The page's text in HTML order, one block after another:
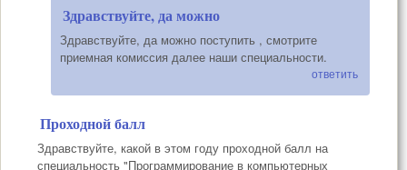
Здравствуйте, да можно
Здравствуйте, да можно поступить , смотрите
приемная комиссия далее наши специальности.
ответить
Проходной балл
Здравствуйте, какой в этом году проходной балл на
специальность "Программирование в компьютерных